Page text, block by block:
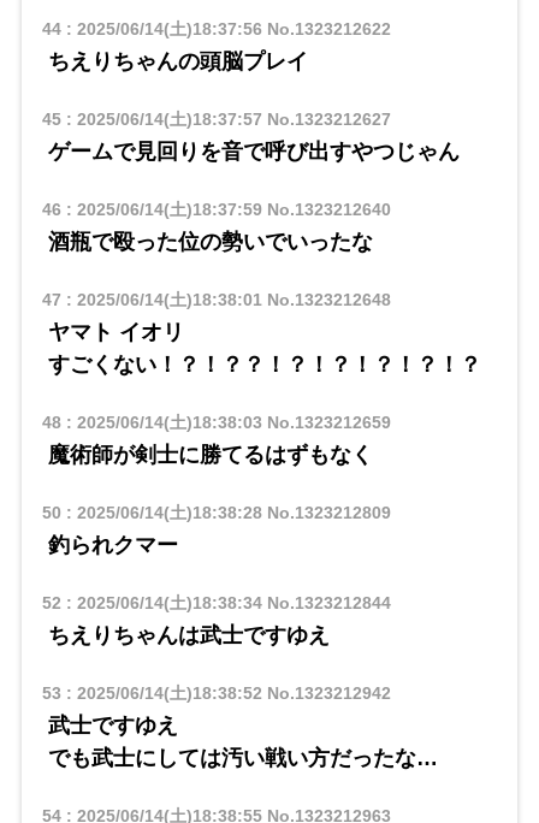
44: 2025/06/14(土)18:37:56 No.1323212622
ちえりちゃんの頭脳プレイ
45: 2025/06/14(土)18:37:57 No.1323212627
ゲームで見回りを音で呼び出すやつじゃん
46 : 2025/06/14(土)18:37:59No.1323212640
酒瓶で殴った位の勢いでいったな
47 : 2025/06/14(土)18:38:01 No.1323212648
ヤマト イオリ
​​すごくない！？！？？！？！？！？！？！？
48: 2025/06/14(土)18:38:03 No.1323212659
魔術師が剣士に勝てるはずもなく
50 : 2025/06/14(土)18:38:28No.1323212809
釣られクマー
52 : 2025/06/14(土)18:38:34No.1323212844
ちえりちゃんは武士ですゆえ
53 : 2025/06/14(土)18:38:52 No.1323212942
武士ですゆえ
でも武士にしては汚い戦い方だったな…
54: 2025/06/14(土)18:38:55No.1323212963